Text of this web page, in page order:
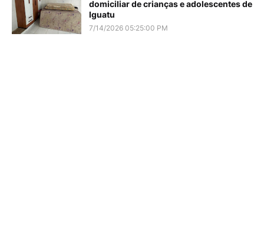
domiciliar de crianças e adolescentes de
Iguatu
7/14/2026 05:25:00 PM